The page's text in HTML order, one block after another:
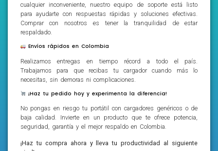
cualquier inconveniente, nuestro equipo de soporte está listo
para ayudarte con respuestas rápidas y soluciones efectivas.
Comprar con nosotros es tener la tranquilidad de estar
respaldado.
Envíos rápidos en Colombia
Realizamos entregas en tiempo récord a todo el país.
Trabajamos para que recibas tu cargador cuando más lo
necesitas, sin demoras ni complicaciones.
¡Haz tu pedido hoy y experimenta la diferencia!
No pongas en riesgo tu portátil con cargadores genéricos o de
baja calidad. Invierte en un producto que te ofrece potencia,
seguridad, garantía y el mejor respaldo en Colombia.
¡Haz tu compra ahora y lleva tu productividad al siguiente